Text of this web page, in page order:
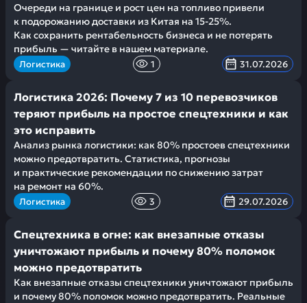
Очереди на границе и рост цен на топливо привели
к подорожанию доставки из Китая на 15-25%.
Как сохранить рентабельность бизнеса и не потерять
прибыль — читайте в нашем материале.
Логистика 1 31.07.2026
Логистика 2026: Почему 7 из 10 перевозчиков
теряют прибыль на простое спецтехники и как
это исправить
Анализ рынка логистики: как 80% простоев спецтехники
можно предотвратить. Статистика, прогнозы
и практические рекомендации по снижению затрат
на ремонт на 60%.
Логистика 3 29.07.2026
Спецтехника в огне: как внезапные отказы
уничтожают прибыль и почему 80% поломок
можно предотвратить
Как внезапные отказы спецтехники уничтожают прибыль
и почему 80% поломок можно предотвратить. Реальные